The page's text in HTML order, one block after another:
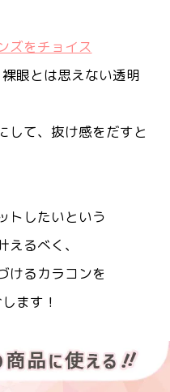
ズをチョイス
眼とは思えない透明
して、抜け感をだすと
トしたいという
えるべく、
けるカラコンを
ます！